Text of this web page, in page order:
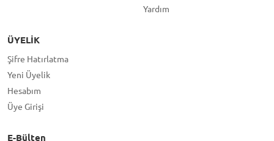
Yardım
ÜYELIK
Şifre Hatırlatma
Yeni Üyelik
Hesabım
Üye Girişi
E-Bülten